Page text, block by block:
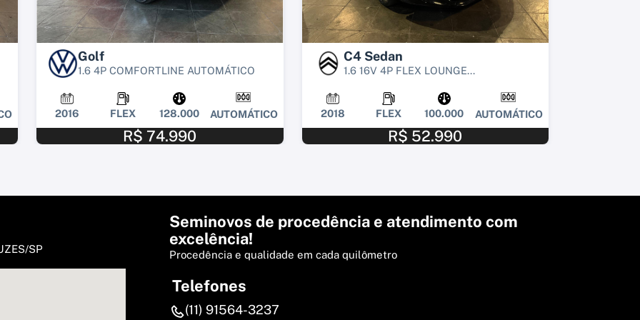
Golf
1.6 4P COMFORTLINE AUTOMÁTICO
2016 FLEX 128.000 AUTOMÁTICO
R$ 74.990
C4 Sedan
1.6 16V 4P FLEX LOUNGE...
2018 FLEX 100.000 AUTOMÁTICO
R$ 52.990
SP
Seminovos de procedência e atendimento com
excelência!
Procedência e qualidade em cada quilômetro
Telefones
(11) 91564-3237